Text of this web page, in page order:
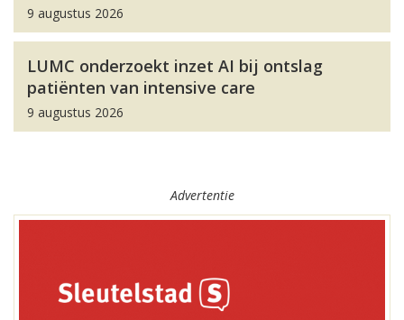
9 augustus 2026
LUMC onderzoekt inzet AI bij ontslag
patiënten van intensive care
9 augustus 2026
Advertentie